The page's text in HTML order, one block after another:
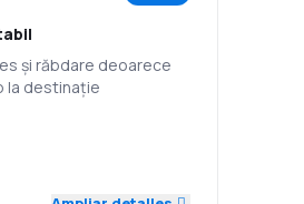
și răbdare deoarece
la destinație
4,0